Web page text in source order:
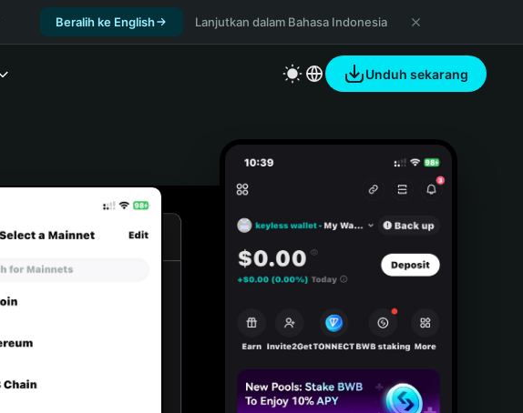
Beralih ke English Lanjutkan dalam Bahasa Indonesia
Unduh sekarang